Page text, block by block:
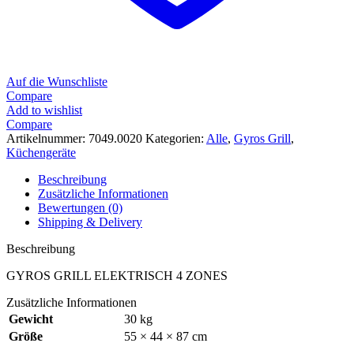
Auf die Wunschliste
Compare
Add to wishlist
Compare
Artikelnummer: 7049.0020 Kategorien: Alle, Gyros Grill,
Küchengeräte
Beschreibung
Zusätzliche Informationen
Bewertungen (0)
Shipping & Delivery
Beschreibung
GYROS GRILL ELEKTRISCH 4 ZONES
Zusätzliche Informationen
Gewicht
30 kg
Größe
55 × 44 × 87 cm